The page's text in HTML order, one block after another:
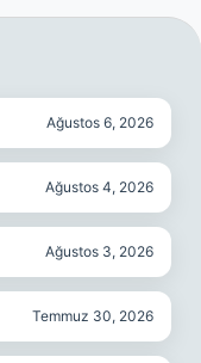
Ağustos 6, 2026
Ağustos 4, 2026
Ağustos 3, 2026
Temmuz 30, 2026